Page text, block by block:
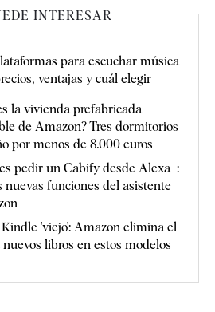
INTERESAR
para escuchar música
ventajas y cuál elegir
la vivienda prefabricada
de Amazon? Tres dormitorios
por menos de 8.000 euros
pedir un Cabify desde Alexa+:
nuevas funciones del asistente
'viejo': Amazon elimina el
nuevos libros en estos modelos